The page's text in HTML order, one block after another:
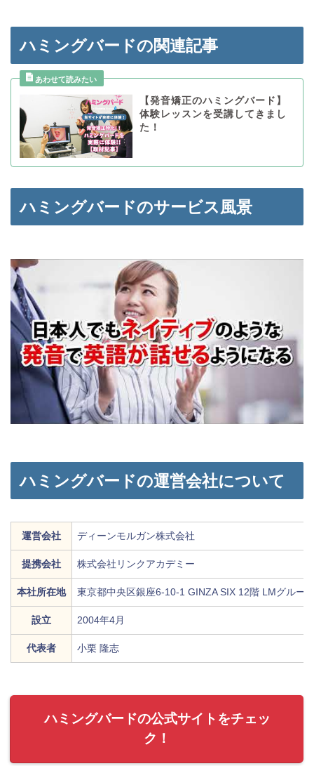
ハミングバードの関連記事
【発音矯正のハミングバード】
体験レッスンを受講してきまし
た！
ハミングバードのサービス風景
ハミングバードの運営会社について
運営会社 ディーンモルガン株式会社
提携会社 株式会社リンクアカデミー
本社所在地 東京都中央区銀座6-10-1 GINZA SIX 12階 LMグルー
設立 2004年4月
代表者 小栗 隆志
ハミングバードの公式サイトをチェッ
ク！